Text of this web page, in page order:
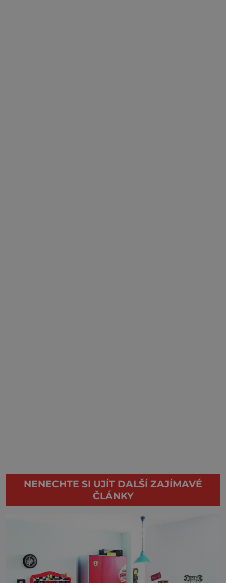
NENECHTE SI UJÍT DALŠÍ ZAJÍMAVÉ
ČLÁNKY